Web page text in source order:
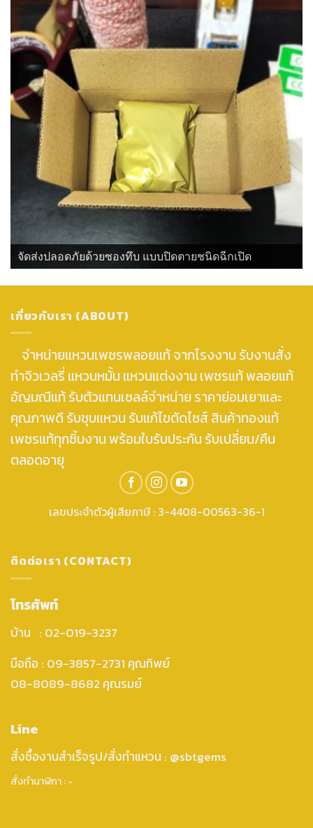
จัดส่งปลอดภัยด้วยซองทึบ แบบปิดตายชนิดฉีกเปิด
เกี่ยวกับเรา (ABOUT)
จำหน่ายแหวนเพชรพลอยแท้ จากโรงงาน รับงานสั่ง
ทำจิวเวลรี่ แหวนหมั้น แหวนแต่งงาน เพชรแท้ พลอยแท้
อัญมณีแท้ รับตัวแทนเซลล์จำหน่าย ราคาย่อมเยาและ
คุณภาพดี รับชุบแหวน รับแก้ไขตัดไซส์ สินค้าทองแท้
เพชรแท้ทุกชิ้นงาน พร้อมใบรับประกัน รับเปลี่ยน/คืน
ตลอดอายุ
เลขประจำตัวผู้เสียภาษี : 3-4408-00563-36-1
ติดต่อเรา (CONTACT)
โทรศัพท์
บ้าน : 02-019-3237
มือถือ : 09-3857-2731 คุณทิพย์
08-8089-8682 คุณรมย์
Line
สั่งซื้องานสำเร็จรูป/สั่งทำแหวน : @sbtgems
สั่งทำนาฬิกา : -